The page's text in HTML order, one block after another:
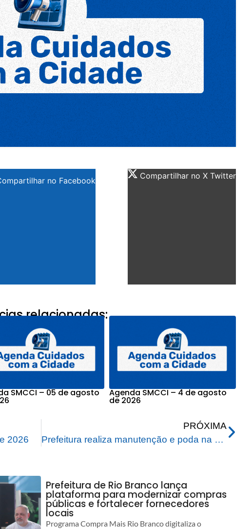
no Facebook Compartilhar no X Twitter
relacionadas:
SMCCI – 05 de agosto Agenda SMCCI – 4 de agosto
de 2026
2026
PRÓXIMA
Prefeitura realiza manutenção e poda na Praça da Revolução para o Carnaval 2026
Prefeitura de Rio Branco lança
plataforma para modernizar compras
públicas e fortalecer fornecedores
locais
Programa Compra Mais Rio Branco digitaliza o